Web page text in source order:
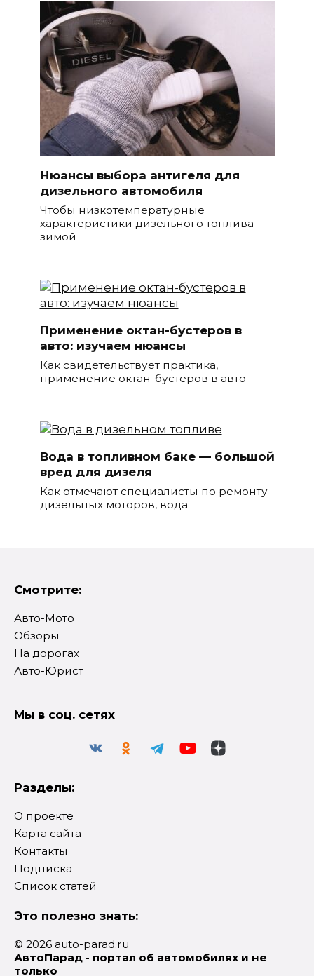
Нюансы выбора антигеля для
дизельного автомобиля
Чтобы низкотемпературные
характеристики дизельного топлива
зимой
Применение октан-бустеров в
авто: изучаем нюансы
Как свидетельствует практика,
применение октан-бустеров в авто
Вода в топливном баке — большой
вред для дизеля
Как отмечают специалисты по ремонту
дизельных моторов, вода
Смотрите:
Авто-Мото
Обзоры
На дорогах
Авто-Юрист
Мы в соц. сетях
Разделы:
О проекте
Карта сайта
Контакты
Подписка
Список статей
Это полезно знать:
© 2026 auto-parad.ru
АвтоПарад - портал об автомобилях и не
только